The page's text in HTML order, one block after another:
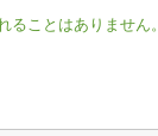
ることはありません。